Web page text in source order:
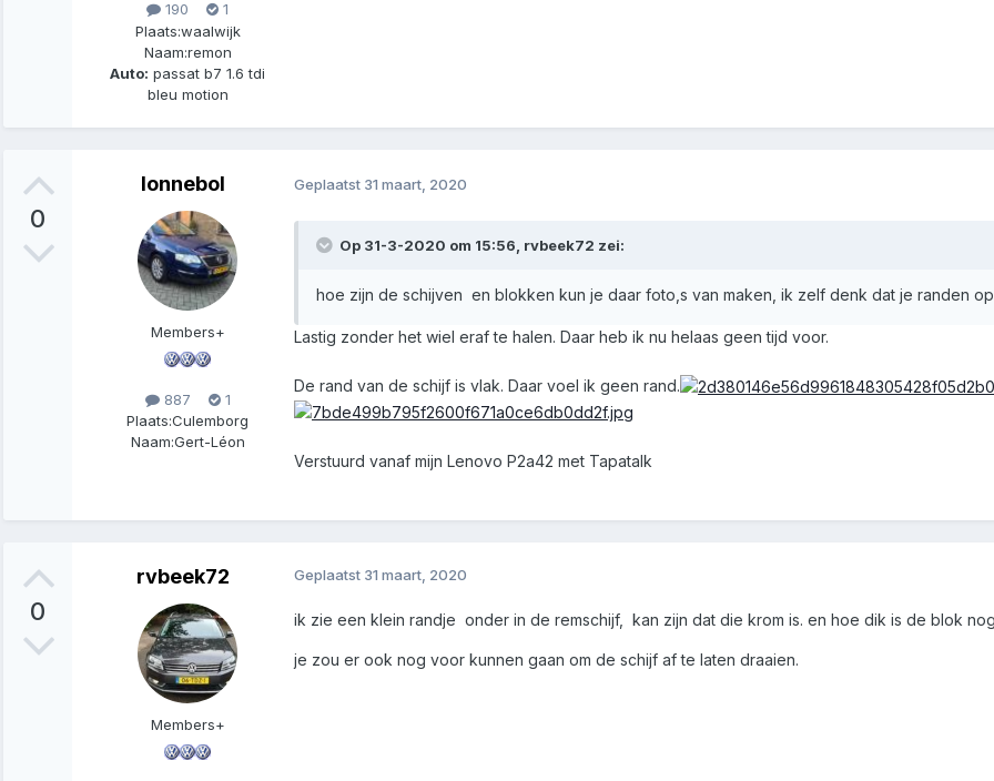
190
1
Plaats:waalwijk
Naam:remon
Auto: passat b7 1.6 tdi
bleu motion
0
lonnebol
Members+
887
1
Plaats:Culemborg
Naam:Gert-Léon
Geplaatst 31 maart, 2020
Op 31-3-2020 om 15:56, rvbeek72 zei:
hoe zijn de schijven en blokken kun je daar foto,s van maken, ik zelf denk dat je randen
Lastig zonder het wiel eraf te halen. Daar heb ik nu helaas geen tijd voor.
De rand van de schijf is vlak. Daar voel ik geen rand.
Verstuurd vanaf mijn Lenovo P2a42 met Tapatalk
0
rvbeek72
Members+
Geplaatst 31 maart, 2020
ik zie een klein randje onder in de remschijf, kan zijn dat die krom is. en hoe dik is de blok nog,
je zou er ook nog voor kunnen gaan om de schijf af te laten draaien.